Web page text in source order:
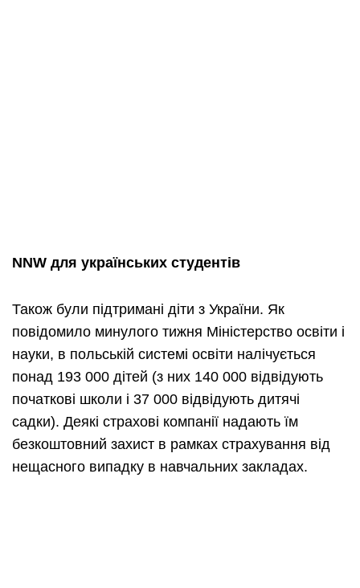
NNW для українських студентів
Також були підтримані діти з України. Як
повідомило минулого тижня Міністерство освіти і
науки, в польській системі освіти налічується
понад 193 000 дітей (з них 140 000 відвідують
початкові школи і 37 000 відвідують дитячі
садки). Деякі страхові компанії надають їм
безкоштовний захист в рамках страхування від
нещасного випадку в навчальних закладах.